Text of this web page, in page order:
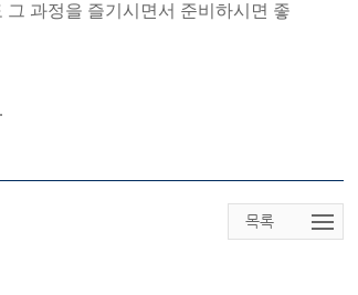
그 과정을 즐기시면서 준비하시면 좋
.
목록